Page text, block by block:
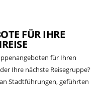
FÜR IHRE
für Ihren
Ihre nächste Reisegruppe?
Stadtführungen, geführten